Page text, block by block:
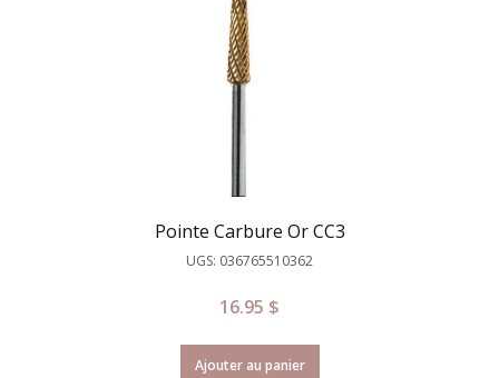
Pointe Carbure Or CC3
UGS: 036765510362
16.95 $
Ajouter au panier